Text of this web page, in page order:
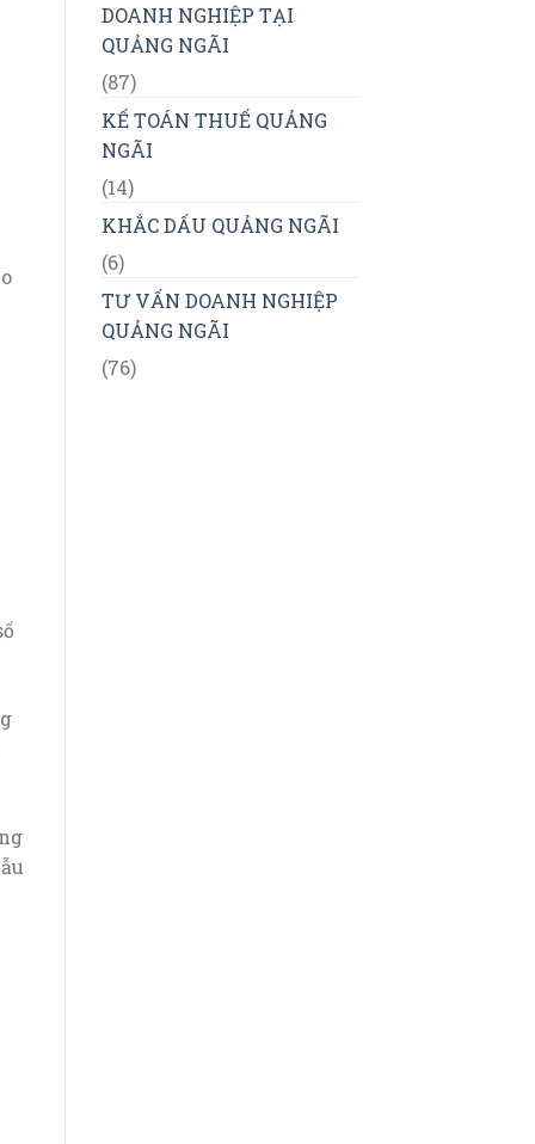
DOANH NGHIỆP TẠI
QUẢNG NGÃI
(87)
KẾ TOÁN THUẾ QUẢNG
NGÃI
(14)
KHẮC DẤU QUẢNG NGÃI
(6)
TƯ VẤN DOANH NGHIỆP
QUẢNG NGÃI
(76)